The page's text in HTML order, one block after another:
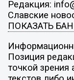
Редакция:
Славские
ПОКАЗАТЬ
Позиция
точкой зрения